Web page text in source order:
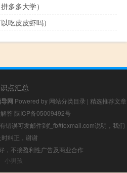
多多大学）
吃皮皮虾吗）
点汇总
网 Powered by 网站分类目录 | 精选推荐文章
答 陕ICP备05009492号
错误可发邮件到f_fb#foxmail.com说明，我们
时纠正，谢谢
，不接盈利性广告及商业合作
小男孩